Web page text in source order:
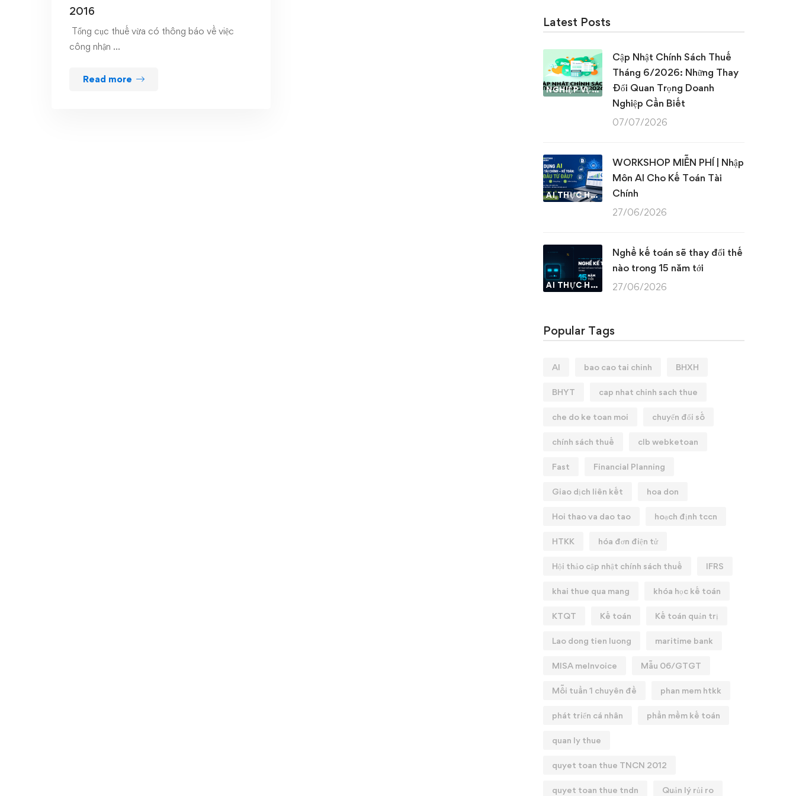
2016
Tổng cục thuế vừa có thông báo về việc
công nhận …
Read more
Latest Posts
NGHIỆP VỤ KẾ TOÁN & THUẾ
Cập Nhật Chính Sách Thuế
Tháng 6/2026: Những Thay
Đổi Quan Trọng Doanh
Nghiệp Cần Biết
07/07/2026
AI THỰC HÀNH
WORKSHOP MIỄN PHÍ | Nhập
Môn AI Cho Kế Toán Tài
Chính
27/06/2026
AI THỰC HÀNH
Nghề kế toán sẽ thay đổi thế
nào trong 15 năm tới
27/06/2026
Popular Tags
AI bao cao tai chinh BHXH
BHYT cap nhat chinh sach thue
che do ke toan moi chuyển đổi số
chính sách thuế clb webketoan
Fast Financial Planning
Giao dịch liên kết hoa don
Hoi thao va dao tao hoạch định tccn
HTKK hóa đơn điện tử
Hội thảo cập nhật chính sách thuế IFRS
khai thue qua mang khóa học kế toán
KTQT Kế toán Kế toán quản trị
Lao dong tien luong maritime bank
MISA meInvoice Mẫu 06/GTGT
Mỗi tuần 1 chuyên đề phan mem htkk
phát triển cá nhân phần mềm kế toán
quan ly thue
quyet toan thue TNCN 2012
quyet toan thue tndn Quản lý rủi ro